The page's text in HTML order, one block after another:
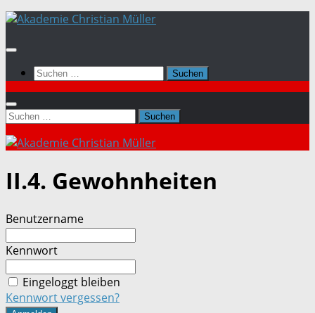
Zum
springen
Suchen
Suchen
II.4. Gewohnheiten
Benutzername
Kennwort
Eingeloggt bleiben
Kennwort vergessen?